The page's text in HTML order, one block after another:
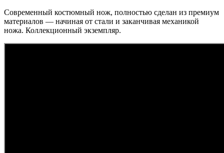
Современный костюмный нож, полностью сделан из премиум
материалов — начиная от стали и заканчивая механикой
ножа. Коллекционный экземпляр.